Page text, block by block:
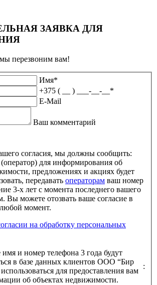
ЗАЯВКА ДЛЯ
перезвоним вам!
Имя*
+375 ( __ ) ___-__-__ *
E-Mail
Ваш комментарий
согласия, мы должны сообщить:
для информирования об
предложениях и акциях будет
передавать операторам
3-х лет с момента последнего вашего
обращения к нам. Вы можете отозвать ваше согласие в
в любой момент.
и номер телефона 3 года будут
ООО “Бир
для предоставления вам
информации об объектах недвижимости.
: